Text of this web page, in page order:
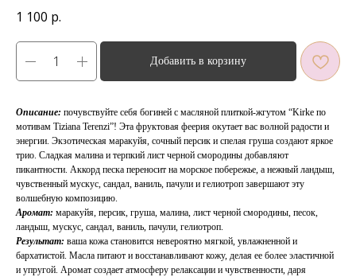
1 100 р.
Добавить в корзину
Описание: почувствуйте себя богиней с масляной плиткой-жгутом “Kirke по
мотивам Tiziana Terenzi”! Эта фруктовая феерия окутает вас волной радости и
энергии. Экзотическая маракуйя, сочный персик и спелая груша создают яркое
трио. Сладкая малина и терпкий лист черной смородины добавляют
пикантности. Аккорд песка переносит на морское побережье, а нежный ландыш,
чувственный мускус, сандал, ваниль, пачули и гелиотроп завершают эту
волшебную композицию.
Аромат: маракуйя, персик, груша, малина, лист черной смородины, песок,
ландыш, мускус, сандал, ваниль, пачули, гелиотроп.
Результат: ваша кожа становится невероятно мягкой, увлажненной и
бархатистой. Масла питают и восстанавливают кожу, делая ее более эластичной
и упругой. Аромат создает атмосферу релаксации и чувственности, даря